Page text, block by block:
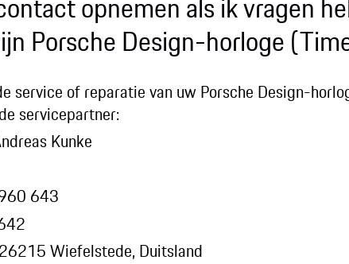
opnemen als ik vragen
Porsche Design-horloge
service of reparatie van uw Porsche Design-
servicepartner:
Kunke
643
Wiefelstede, Duitsland